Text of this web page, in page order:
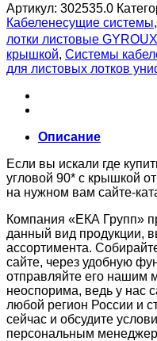
Артикул: 302535.0
Кабеленесущие системы,
лотки листовые
крышкой, Системы
для листовых лотков
Описание
Если вы искали где
угловой 90* с крышкой
на нужном вам сайте-
Компания «ЕКА Групп»
данный вид продукции,
ассортимента.
сайте, через удобную
отправляйте его
неоспорима, ведь у нас
любой регион России и
сейчас и обсудите
персональным